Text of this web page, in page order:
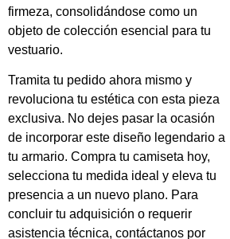
firmeza, consolidándose como un
objeto de colección esencial para tu
vestuario.
Tramita tu pedido ahora mismo y
revoluciona tu estética con esta pieza
exclusiva. No dejes pasar la ocasión
de incorporar este diseño legendario a
tu armario. Compra tu camiseta hoy,
selecciona tu medida ideal y eleva tu
presencia a un nuevo plano. Para
concluir tu adquisición o requerir
asistencia técnica, contáctanos por